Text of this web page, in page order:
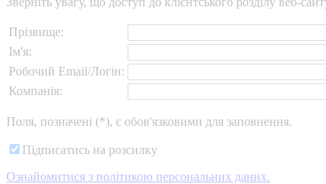
Прізвище:
Ім'я:
Робочий Email/Логін:
Компанія:
Поля, позначені (*), є обов'язковими для заповнення.
Підписатись на розсилку
Ознайомитися з політикою персональних даних.